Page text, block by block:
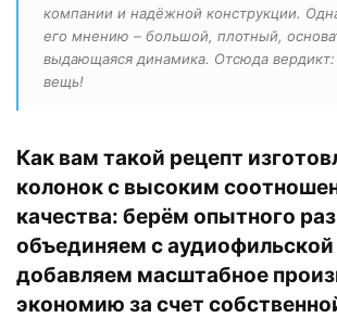
компании и надёжной конструкции.
его мнению – большой, плотный,
выдающаяся динамика. Отсюда вердикт:
вещь!
Как вам такой рецепт
колонок с высоким
качества: берём опытного
объединяем с
добавляем масштабное
экономию за счет